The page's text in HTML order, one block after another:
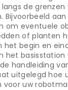
de grenzen
Bijvoorbeeld
om eventuele
of planten
het begin en
het basisstation
handleiding
uitgelegd hoe
voor uw